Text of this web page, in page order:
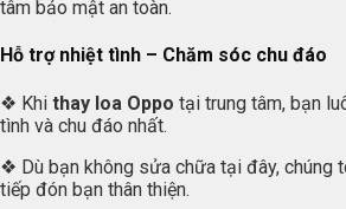
tâm bảo mật an toàn.
Hỗ trợ nhiệt tình – Chăm sóc chu đáo
❖ Khi thay loa Oppo tại trung tâm, bạn
tình và chu đáo nhất.
❖ Dù bạn không sửa chữa tại đây, chúng
tiếp đón bạn thân thiện.